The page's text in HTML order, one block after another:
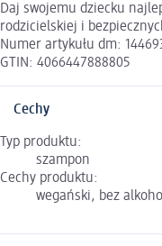
Daj swojemu dziecku
rodzicielskiej i
Numer artykułu dm:
GTIN: 4066447888805
Cechy
Typ produktu:
szampon
Cechy produktu:
wegański, bez